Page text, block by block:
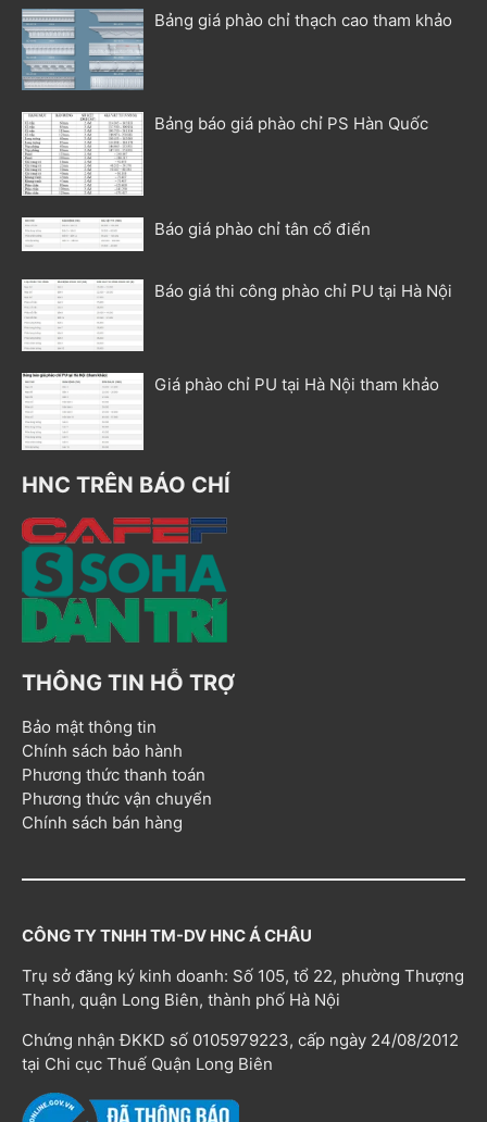
Bảng giá phào chỉ thạch cao tham khảo
Bảng báo giá phào chỉ PS Hàn Quốc
Báo giá phào chỉ tân cổ điển
Báo giá thi công phào chỉ PU tại Hà Nội
Giá phào chỉ PU tại Hà Nội tham khảo
HNC TRÊN BÁO CHÍ
THÔNG TIN HỖ TRỢ
Bảo mật thông tin
Chính sách bảo hành
Phương thức thanh toán
Phương thức vận chuyển
Chính sách bán hàng
CÔNG TY TNHH TM-DV HNC Á CHÂU
Trụ sở đăng ký kinh doanh: Số 105, tổ 22, phường Thượng
Thanh, quận Long Biên, thành phố Hà Nội
Chứng nhận ĐKKD số 0105979223, cấp ngày 24/08/2012
tại Chi cục Thuế Quận Long Biên